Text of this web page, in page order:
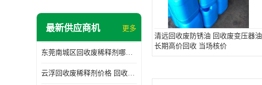
回收废清洗剂
回收废三氯乙烯
回收废清洗液
最新供应商机 更多
东莞南城区回收废稀释剂哪家好 回收废清洗剂
云浮回收废稀释剂价格 回收废润滑油
清远回收废防锈油 回收废变压器油
长期高价回收 当场核价